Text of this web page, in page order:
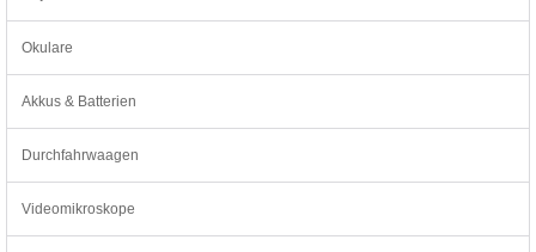
Okulare
Akkus & Batterien
Durchfahrwaagen
Videomikroskope